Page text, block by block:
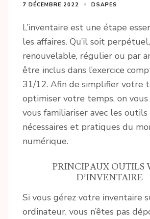
7 DÉCEMBRE 2022 DSAPES
L’inventaire est une étape
les affaires. Qu’il soit perpétuel,
renouvelable, régulier ou par
être inclus dans l’exercice
31/12. Afin de simplifier votre
optimiser votre temps, on
vous familiariser avec les
nécessaires et pratiques du
numérique.
PRINCIPAUX OUTILS
D’INVENTAIRE
Si vous gérez votre inventaire
ordinateur, vous n’êtes pas